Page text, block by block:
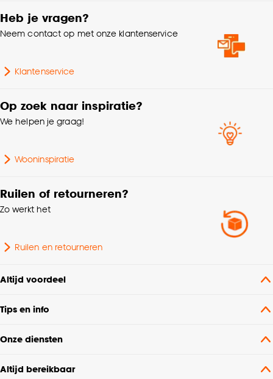
Heb je vragen?
Neem contact op met onze klantenservice
Klantenservice
Op zoek naar inspiratie?
We helpen je graag!
Wooninspiratie
Ruilen of retourneren?
Zo werkt het
Ruilen en retourneren
Altijd voordeel
Tips en info
Onze diensten
Altijd bereikbaar